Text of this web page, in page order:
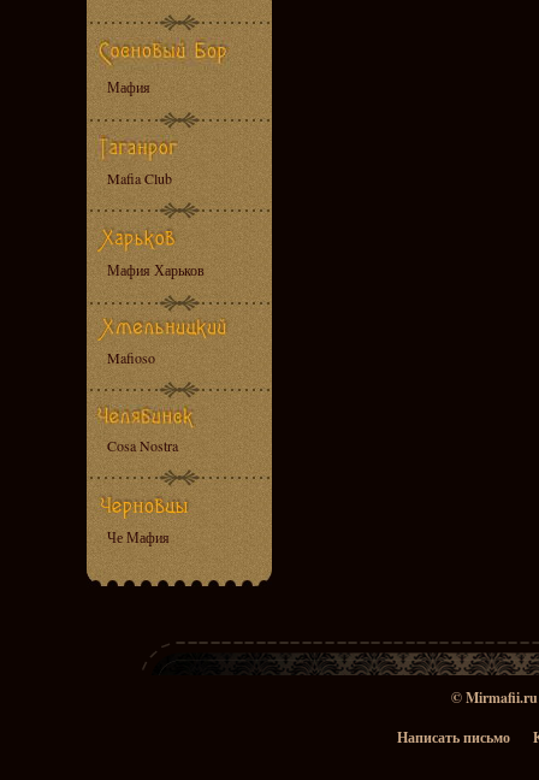
Мафия
Mafia Club
Мафия Харьков
Mafioso
Cosa Nostra
Че Мафия
© Mirmafii.ru
Написать письмо